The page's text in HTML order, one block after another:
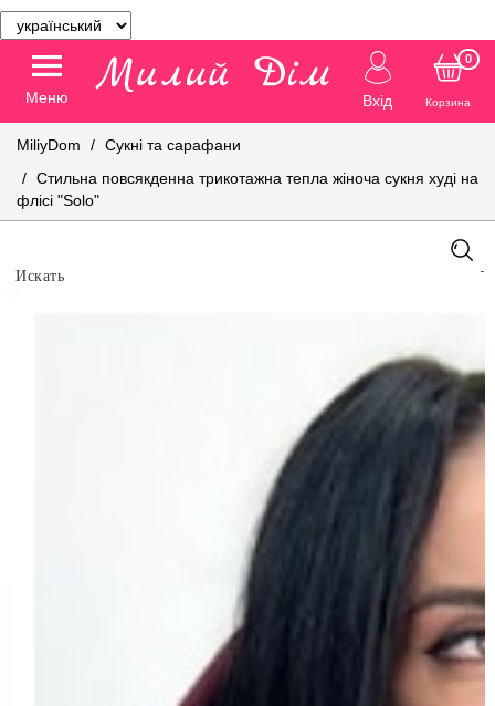
Меню Вхід Корзина
0
MiliyDom
Сукні та сарафани
Стильна повсякденна трикотажна тепла жіноча сукня худі на
флісі "Solo"